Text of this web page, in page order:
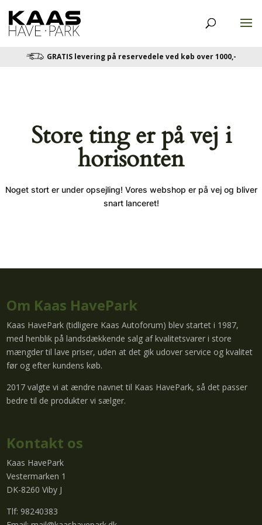
GRATIS levering på reservedele ved køb over 1000,-
Store ting er på vej i
horisonten
Noget stort er under opsejling! Vores webshop er på vej og bliver
snart lanceret!
Om Kaas HavePark
Kaas HavePark (tidligere Kaas Autoforum) blev startet i 1987,
med henblik på landsdækkende salg af kvalitetsvarer i store
mængder til lave priser, uden at det gik udover service og kvalitet
før og efter kundens køb.
2017 valgte vi at ændre navnet til Kaas HavePark, så det passer
bedre til de produkter vi sælger.
Kontakt os
Kaas HavePark
Vestermarken 1
DK-8260 Viby J
Tlf: 98240383